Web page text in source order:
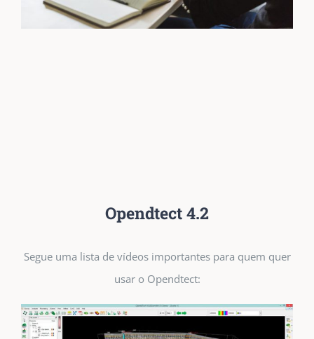
Opendtect 4.2
Segue uma lista de vídeos importantes para quem quer
usar o Opendtect: